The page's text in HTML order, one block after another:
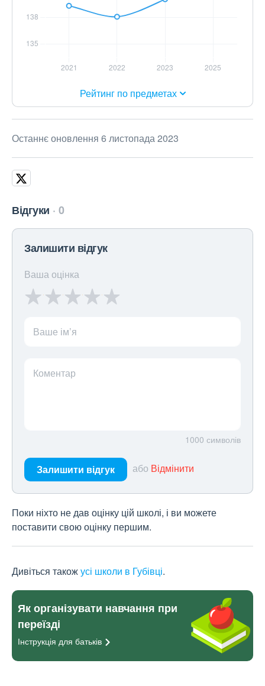
Рейтинг по предметах
Останнє оновлення 6 листопада 2023
Відгуки 0
Залишити відгук
Ваша оцінка
Ваше ім’я
Коментар
1000 символів
Залишити відгук або Відмінити
Поки ніхто не дав оцінку цій школі, і ви можете
поставити свою оцінку першим.
Дивіться такожусі школи в Губівці.
Як організувати навчання при
переїзді
Інструкція для батьків